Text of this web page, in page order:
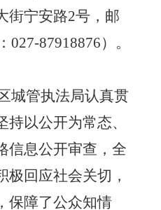
街宁安路2号，邮
87918876）。
城管执法局认真贯
以公开为常态、
信息公开审查，全
极回应社会关切，
保障了公众知情